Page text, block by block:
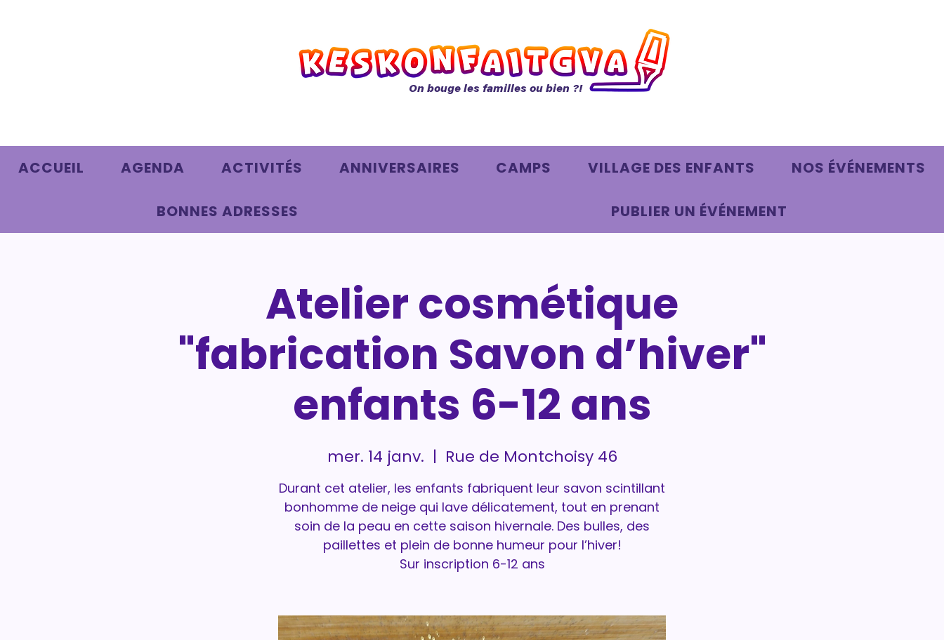
On bouge les familles ou bien ?!
ACCUEIL AGENDA ACTIVITÉS ANNIVERSAIRES CAMPS VILLAGE DES ENFANTS NOS ÉVÉNEMENTS
BONNES ADRESSES PUBLIER UN ÉVÉNEMENT
Atelier cosmétique
"fabrication Savon d’hiver"
enfants 6-12 ans
mer. 14 janv.
  |
Rue de Montchoisy 46
Durant cet atelier, les enfants fabriquent leur savon scintillant
bonhomme de neige qui lave délicatement, tout en prenant
soin de la peau en cette saison hivernale. Des bulles, des
paillettes et plein de bonne humeur pour l’hiver!
Sur inscription 6-12 ans